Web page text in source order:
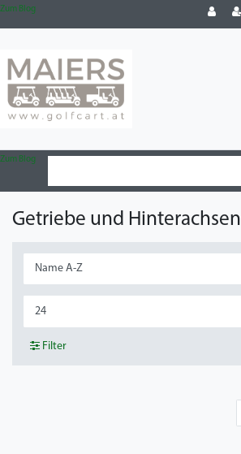
Zum Blog
Zum Blog
Getriebe und Hinterachsen
Filter